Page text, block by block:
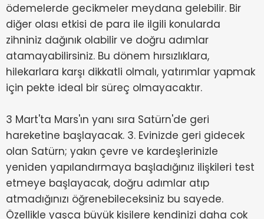
ödemelerde gecikmeler meydana gelebilir. Bir
diğer olası etkisi de para ile ilgili konularda
zihniniz dağınık olabilir ve doğru adımlar
atamayabilirsiniz. Bu dönem hırsızlıklara,
hilekarlara karşı dikkatli olmalı, yatırımlar yapmak
için pekte ideal bir süreç olmayacaktır.
3 Mart'ta Mars'ın yanı sıra Satürn'de geri
hareketine başlayacak. 3. Evinizde geri gidecek
olan Satürn; yakın çevre ve kardeşlerinizle
yeniden yapılandırmaya başladığınız ilişkileri test
etmeye başlayacak, doğru adımlar atıp
atmadığınızı öğrenebileceksiniz bu sayede.
Özellikle yaşça büyük kişilere kendinizi daha çok